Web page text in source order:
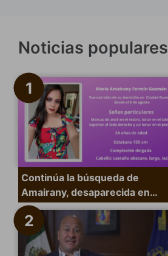
a
p
o
Noticias populares
Continúa la búsqueda de
Amairany, desaparecida en…